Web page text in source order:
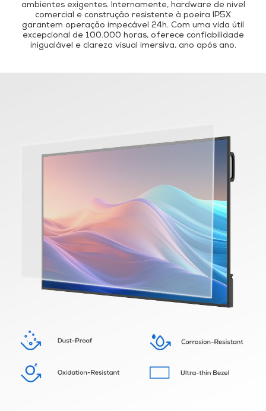
ambientes exigentes. Internamente, hardware de nível
comercial e construção resistente à poeira IP5X
garantem operação impecável 24h. Com uma vida útil
excepcional de 100.000 horas, oferece confiabilidade
inigualável e clareza visual imersiva, ano após ano.